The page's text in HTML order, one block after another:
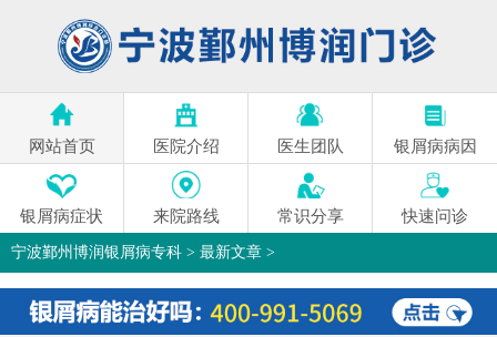
网站首页 医院介绍 医生团队 银屑病病因
银屑病症状 来院路线 常识分享 快速问诊
宁波鄞州博润银屑病专科 > 最新文章 >